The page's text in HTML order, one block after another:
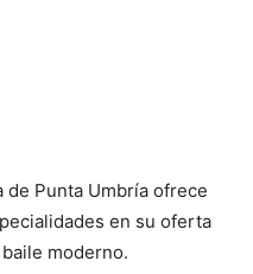
de Punta Umbría ofrece
en su oferta
moderno.